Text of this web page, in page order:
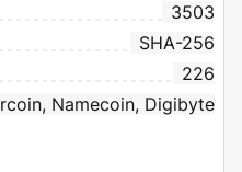
3503
SHA-256
226
Namecoin, Digibyte